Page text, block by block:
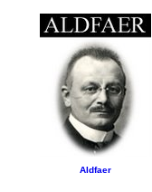
Aldfaer